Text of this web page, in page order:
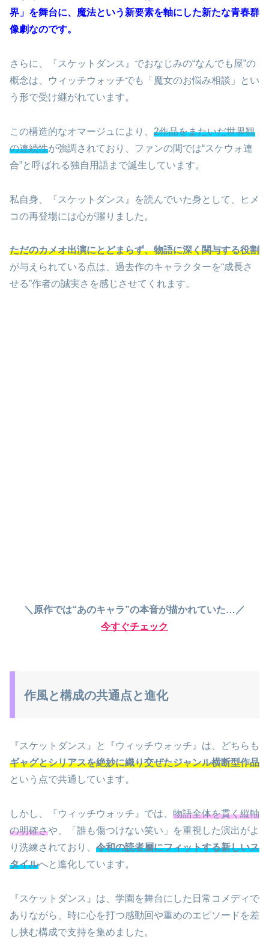
界」を舞台に、魔法という新要素を軸にした新たな青春群
像劇なのです。
さらに、『スケットダンス』でおなじみの“なんでも屋”の
概念は、ウィッチウォッチでも「魔女のお悩み相談」とい
う形で受け継がれています。
この構造的なオマージュにより、 2作品をまたいだ世界観
の連続性が強調されており、ファンの間では“スケウォ連
合”と呼ばれる独自用語まで誕生しています。
私自身、『スケットダンス』を読んでいた身として、ヒメ
コの再登場には心が躍りました。
ただのカメオ出演にとどまらず、物語に深く関与する役割
が与えられている点は、過去作のキャラクターを“成長さ
せる”作者の誠実さを感じさせてくれます。
＼原作では“あのキャラ”の本音が描かれていた…／
今すぐチェック
作風と構成の共通点と進化
『スケットダンス』と『ウィッチウォッチ』は、どちらも
ギャグとシリアスを絶妙に織り交ぜたジャンル横断型作品
という点で共通しています。
しかし、『ウィッチウォッチ』では、 物語全体を貫く縦軸
の明確さや、「誰も傷つけない笑い」を重視した演出がよ
り洗練されており、 令和の読者層にフィットする新しいス
タイルへと進化しています。
『スケットダンス』は、学園を舞台にした日常コメディで
ありながら、時に心を打つ感動回や重めのエピソードを差
し挟む構成で支持を集めました。